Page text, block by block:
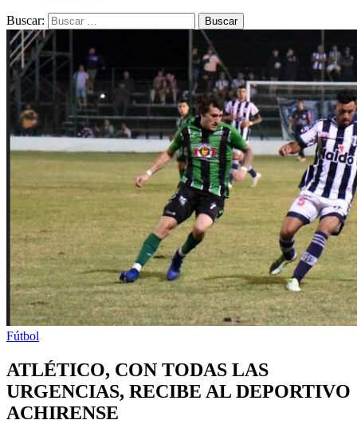
Buscar:
Fútbol
ATLÉTICO, CON TODAS LAS
URGENCIAS, RECIBE AL DEPORTIVO
ACHIRENSE